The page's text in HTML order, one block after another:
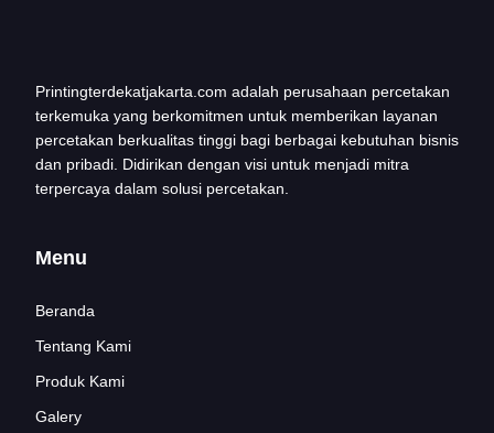
Printingterdekatjakarta.com adalah perusahaan percetakan
terkemuka yang berkomitmen untuk memberikan layanan
percetakan berkualitas tinggi bagi berbagai kebutuhan bisnis
dan pribadi. Didirikan dengan visi untuk menjadi mitra
terpercaya dalam solusi percetakan.
Menu
Beranda
Tentang Kami
Produk Kami
Galery